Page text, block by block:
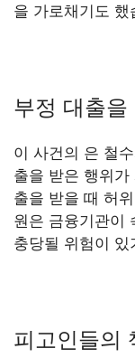
을 가로채기도 했
부정 대출
이 사건의 은 철
출을 받은 행위
출을 받을 때 허
원은 금융기관이
충당될 위험이
피고인들의